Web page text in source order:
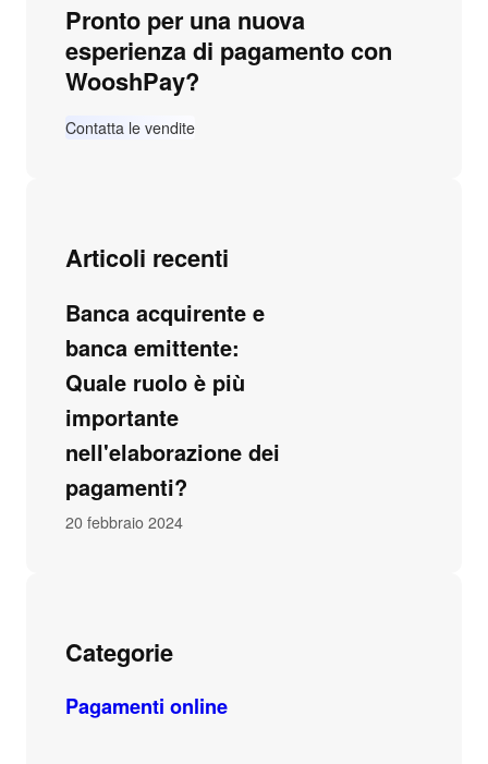
Pronto per una nuova
esperienza di pagamento con
WooshPay?
Contatta le vendite
Articoli recenti
Banca acquirente e
banca emittente:
Quale ruolo è più
importante
nell'elaborazione dei
pagamenti?
20 febbraio 2024
Categorie
Pagamenti online